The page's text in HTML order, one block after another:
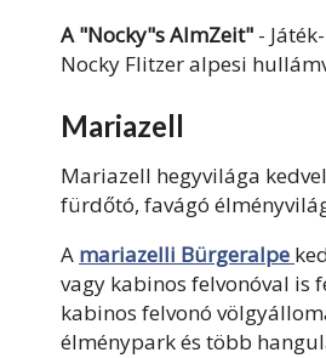
A "Nocky"s AlmZeit" -
Nocky Flitzer alpesi
Mariazell
Mariazell hegyvilága
fürdőtó, favágó
A mariazelli Bürgeralpe
vagy kabinos felvonóval is
kabinos felvonó
élménypark és több